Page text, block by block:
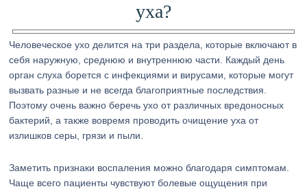
уха?
Человеческое ухо делится на три раздела, которые включают в
себя наружную, среднюю и внутреннюю части. Каждый день
орган слуха борется с инфекциями и вирусами, которые могут
вызвать разные и не всегда благоприятные последствия.
Поэтому очень важно беречь ухо от различных вредоносных
бактерий, а также вовремя проводить очищение уха от
излишков серы, грязи и пыли.
Заметить признаки воспаления можно благодаря симптомам.
Чаще всего пациенты чувствуют болевые ощущения при